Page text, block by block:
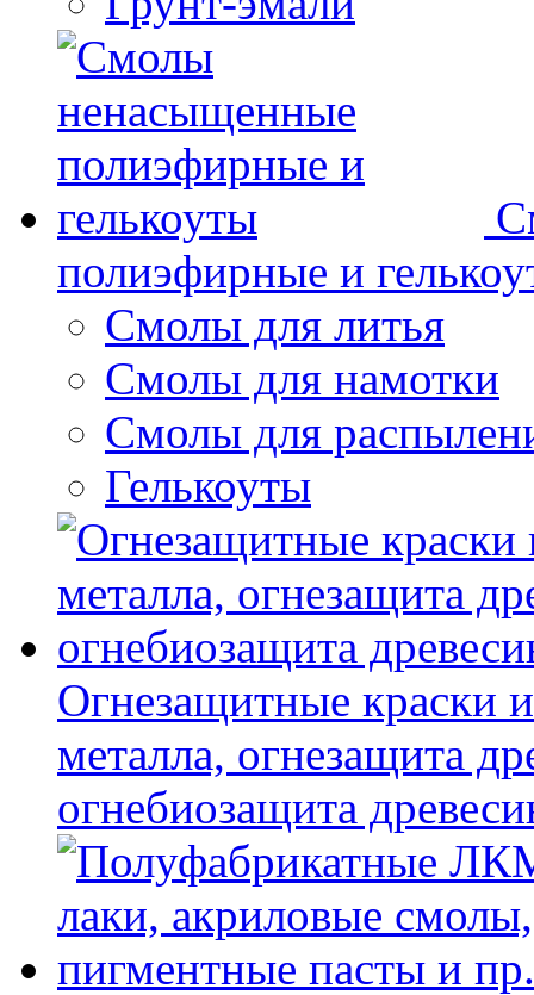
полиэфирные и
Смолы для литья
Смолы для намотки
Смолы для
Гелькоуты
Огнезащитные краски
металла, огнезащита
огнебиозащита